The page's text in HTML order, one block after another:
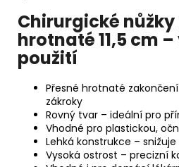
Chirurgické
hrotnaté 11,5 cm
použití
Přesné hrotnaté
zákroky
Rovný tvar – ideální pro
Vhodné pro plastickou,
Lehká konstrukce –
Vysoká ostrost – precizní